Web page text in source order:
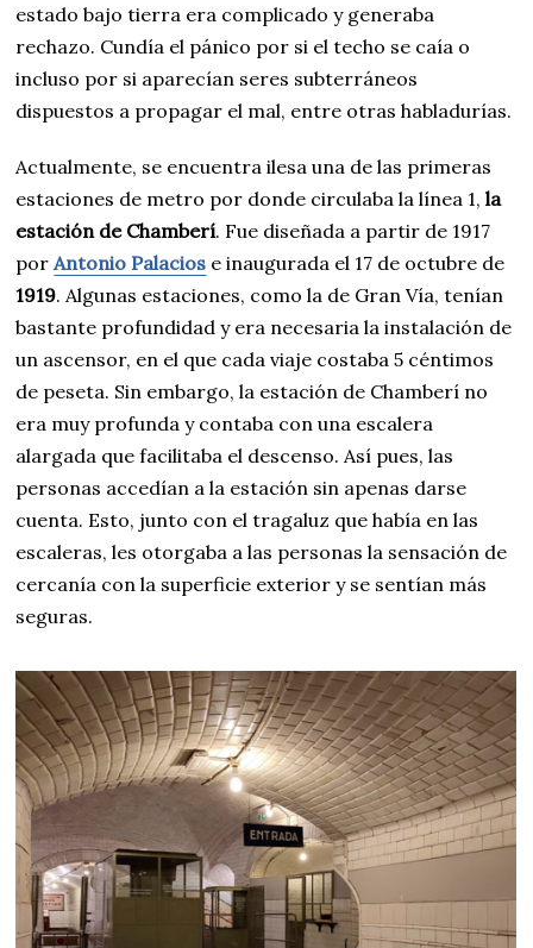
estado bajo tierra era complicado y generaba
rechazo. Cundía el pánico por si el techo se caía o
incluso por si aparecían seres subterráneos
dispuestos a propagar el mal, entre otras habladurías.
Actualmente, se encuentra ilesa una de las primeras
estaciones de metro por donde circulaba la línea 1, la
estación de Chamberí. Fue diseñada a partir de 1917
porAntonio Palacios e inaugurada el 17 de octubre de
1919. Algunas estaciones, como la de Gran Vía, tenían
bastante profundidad y era necesaria la instalación de
un ascensor, en el que cada viaje costaba 5 céntimos
de peseta. Sin embargo, la estación de Chamberí no
era muy profunda y contaba con una escalera
alargada que facilitaba el descenso. Así pues, las
personas accedían a la estación sin apenas darse
cuenta. Esto, junto con el tragaluz que había en las
escaleras, les otorgaba a las personas la sensación de
cercanía con la superficie exterior y se sentían más
seguras.